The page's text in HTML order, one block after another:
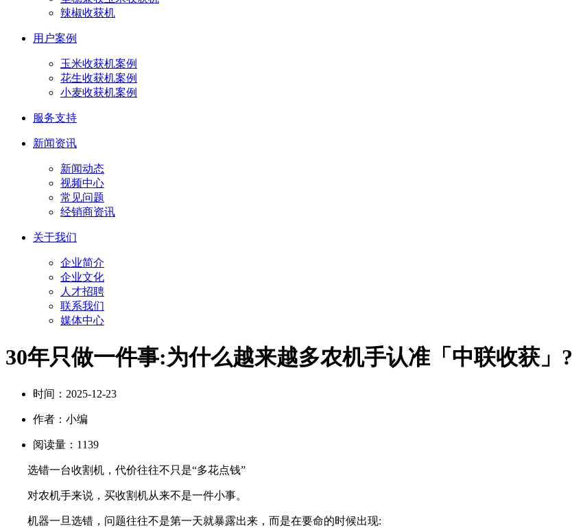
辣椒收获机
用户案例
玉米收获机案例
花生收获机案例
小麦收获机案例
服务支持
新闻资讯
新闻动态
视频中心
常见问题
经销商资讯
关于我们
企业简介
企业文化
人才招聘
联系我们
媒体中心
30年只做一件事:为什么越来越多农机手认准「中联收获」?
时间： 2025-12-23
作者： 小编
阅读量： 1139
选错一台收割机，代价往往不只是“多花点钱”
对农机手来说，买收割机从来不是一件小事。
机器一旦选错，问题往往不是第一天就暴露出来，而是在要命的时候出现: